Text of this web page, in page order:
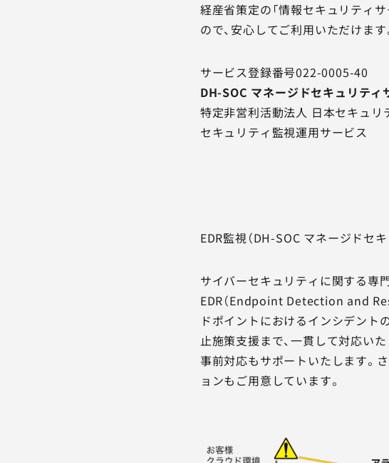
経産省策定の「情報セキュリティ
ので、安心してご利用いただけます
サービス登録番号022-0005-40
DH-SOC マネージドセキュリティ
特定非営利活動法人 日本セキュリ
セキュリティ監視運用サービス
EDR監視（DH-SOC マネージドセ
サイバーセキュリティに関する専
EDR（Endpoint Detection and
ドポイントにおけるインシデント
止施策支援まで、一貫して対応い
事前対応もサポートいたします。
ョンもご用意しています。